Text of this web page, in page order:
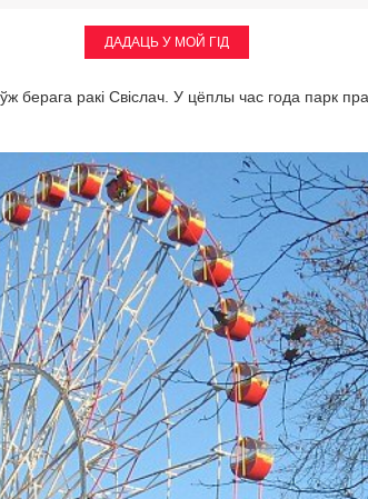
ДАДАЦЬ У МОЙ ГІД
берага ракі Свіслач. У цёплы час года парк